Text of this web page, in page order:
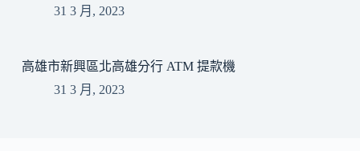
31 3 月, 2023
高雄市新興區北高雄分行 ATM 提款機
31 3 月, 2023